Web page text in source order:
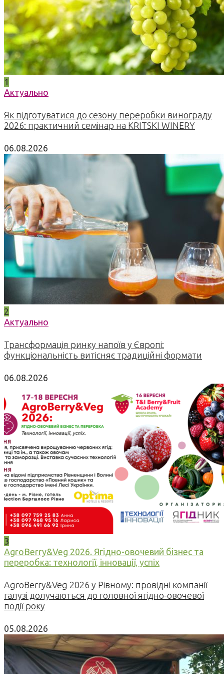
1
Актуально
Як підготуватися до сезону переробки винограду
2026: практичний семінар на KRITSKI WINERY
06.08.2026
2
Актуально
Трансформація ринку напоїв у Європі:
функціональність витісняє традиційні формати
06.08.2026
3
AgroBerry&Veg 2026. Ягідно-овочевий бізнес та
переробка: технології, інновації, успіх
AgroBerry&Veg 2026 у Рівному: провідні компанії
галузі долучаються до головної ягідно-овочевої
події року
05.08.2026